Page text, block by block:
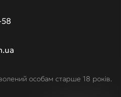
особам старше 18 років.